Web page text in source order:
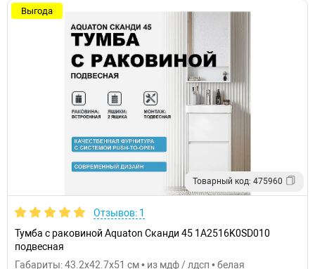
Выгода
Товарный код: 475960
Отзывов: 1
Тумба с раковиной Aquaton Сканди 45 1A2516K0SD010
подвесная
Габариты: 43.2x42.7x51 см • из мдф / лдсп • белая